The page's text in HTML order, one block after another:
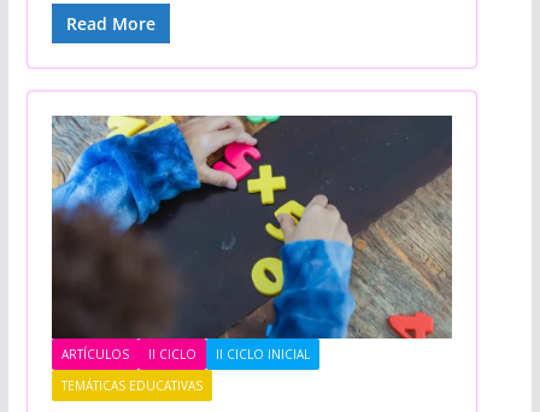
Read More
ARTÍCULOS II CICLO
II CICLO INICIAL
TEMÁTICAS EDUCATIVAS